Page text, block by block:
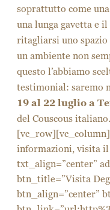
soprattutto come
una lunga gavetta e
ritagliarsi uno
un ambiente non
questo l’abbiamo
testimonial: saremo
19 al 22 luglio a
del Couscous italiano.
informazioni, visita il
txt_align=”center”
btn_title=”Visita
btn_align=”center”